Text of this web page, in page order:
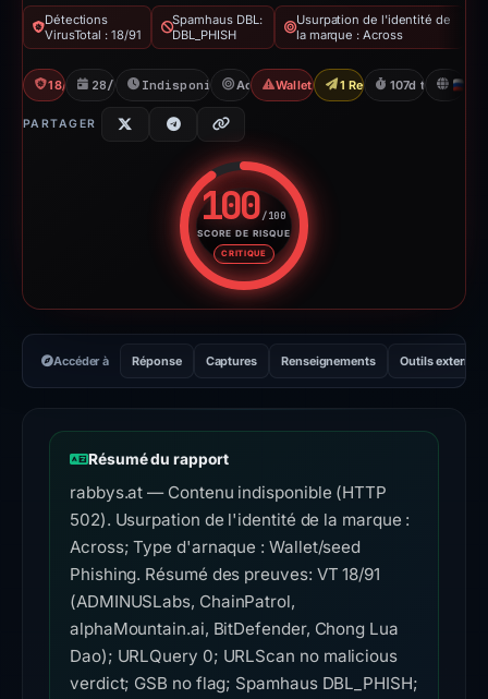
Détections
VirusTotal : 18/91
Spamhaus DBL:
DBL_PHISH
Usurpation de l'identité de
la marque : Across
18/91 VT28/11/2025Indisponible depuis 16/03/2026
AcrossWallet/Seed Phishing
1 Report Sent
107d to
PARTAGER
100/100
SCORE DE RISQUE
CRITIQUE
Score de risque : 100 sur
Accéder à Réponse Captures Renseignements Outils externes
Résumé du rapport
rabbys.at — Contenu indisponible (HTTP
502). Usurpation de l'identité de la marque :
Across; Type d'arnaque : Wallet/seed
Phishing. Résumé des preuves: VT 18/91
(ADMINUSLabs, ChainPatrol,
alphaMountain.ai, BitDefender, Chong Lua
Dao); URLQuery 0; URLScan no malicious
verdict; GSB no flag; Spamhaus DBL_PHISH;